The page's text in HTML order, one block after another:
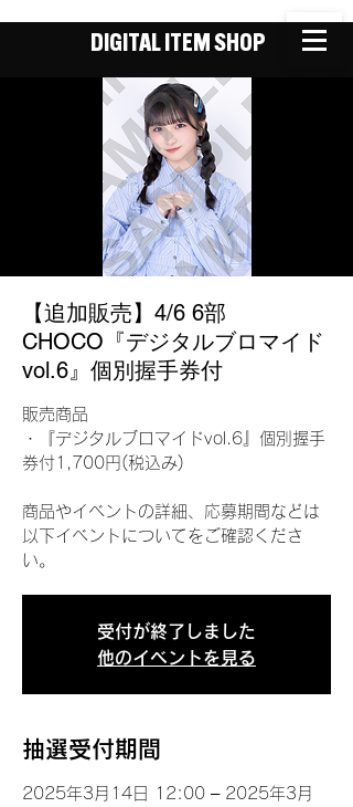
DIGITAL ITEM SHOP
【追加販売】4/6 6部
CHOCO『デジタルブロマイド
vol.6』個別握手券付
販売商品
・『デジタルブロマイドvol.6』個別握手
券付1,700円(税込み)
商品やイベントの詳細、応募期間などは
以下イベントについてをご確認くださ
い。
受付が終了しました
他のイベントを見る
抽選受付期間
2025年3月14日 12:00 – 2025年3月